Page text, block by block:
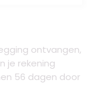
ontvangen,
je rekening
56 dagen door